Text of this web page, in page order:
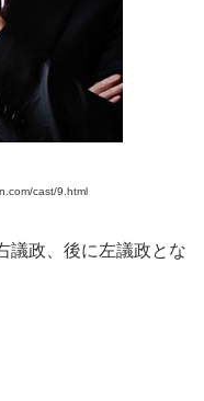
cast/9.html
議政、後に左議政とな